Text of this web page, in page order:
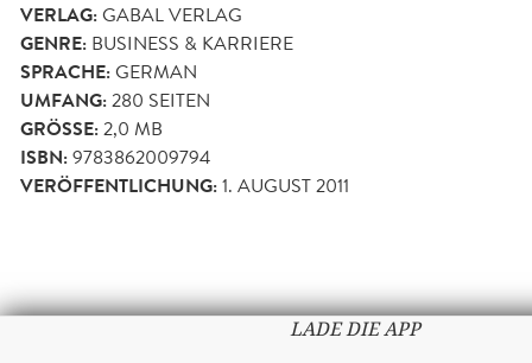
VERLAG:GABAL VERLAG
GENRE: BUSINESS & KARRIERE
SPRACHE:GERMAN
UMFANG:280 SEITEN
GRÖSSE: 2,0 MB
ISBN:9783862009794
VERÖFFENTLICHUNG:1. AUGUST 2011
LADE DIE APP